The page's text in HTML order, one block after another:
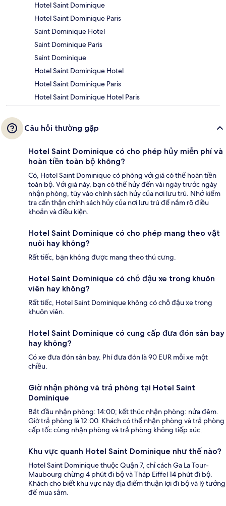
Hotel Saint Dominique
Hotel Saint Dominique Paris
Saint Dominique Hotel
Saint Dominique Paris
Saint Dominique
Hotel Saint Dominique Hotel
Hotel Saint Dominique Paris
Hotel Saint Dominique Hotel Paris
Câu hỏi thường gặp
Hotel Saint Dominique có cho phép hủy miễn phí và
hoàn tiền toàn bộ không?
Có, Hotel Saint Dominique có phòng với giá có thể hoàn tiền
toàn bộ. Với giá này, bạn có thể hủy đến vài ngày trước ngày
nhận phòng, tùy vào chính sách hủy của nơi lưu trú. Nhớ kiểm
tra cẩn thận chính sách hủy của nơi lưu trú để nắm rõ điều
khoản và điều kiện.
Hotel Saint Dominique có cho phép mang theo vật
nuôi hay không?
Rất tiếc, bạn không được mang theo thú cưng.
Hotel Saint Dominique có chỗ đậu xe trong khuôn
viên hay không?
Rất tiếc, Hotel Saint Dominique không có chỗ đậu xe trong
khuôn viên.
Hotel Saint Dominique có cung cấp đưa đón sân bay
hay không?
Có xe đưa đón sân bay. Phí đưa đón là 90 EUR mỗi xe một
chiều.
Giờ nhận phòng và trả phòng tại Hotel Saint
Dominique
Bắt đầu nhận phòng: 14:00; kết thúc nhận phòng: nửa đêm.
Giờ trả phòng là 12:00. Khách có thể nhận phòng và trả phòng
cấp tốc cùng nhận phòng và trả phòng không tiếp xúc.
Khu vực quanh Hotel Saint Dominique như thế nào?
Hotel Saint Dominique thuộc Quận 7, chỉ cách Ga La Tour-
Maubourg chừng 4 phút đi bộ và Tháp Eiffel 14 phút đi bộ.
Khách cho biết khu vực này địa điểm thuận lợi đi bộ và lý tưởng
để mua sắm.